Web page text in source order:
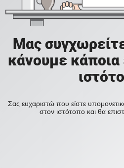
Μας
κάνουμε κάποια
Σας ευχαριστώ που είστε
στον ιστότοπο και θα